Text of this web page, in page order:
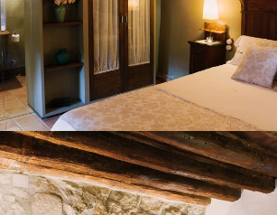
HABITACIÓ 3